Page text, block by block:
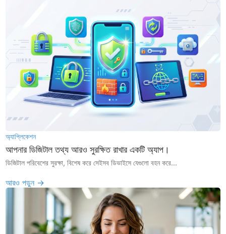
অ্যাপ্লিকেশন
আপনার ডিজিটাল তথ্য আরও সুরক্ষিত রাখার একটি অ্যাপ।
ডিজিটাল পরিবেশের সুরক্ষা, বিশেষ করে সেইসব ডিভাইসে যেগুলো বহন করে...
আরও পড়ুন →